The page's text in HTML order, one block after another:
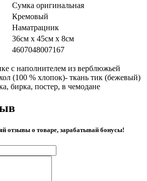
Сумка оригинальная
Кремовый
Наматрацник
36см х 45см х 8см
4607048007167
с наполнителем из верблюжьей
(100 % хлопок)- ткань тик (бежевый)
бирка, постер, в чемодане
отзывы о товаре, зарабатывай бонусы!